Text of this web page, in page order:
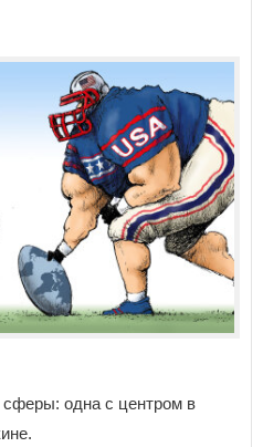
одна с центром в